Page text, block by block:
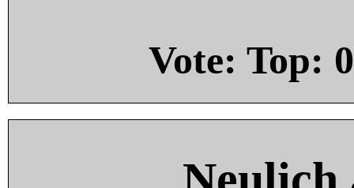
Vote: Top: 0